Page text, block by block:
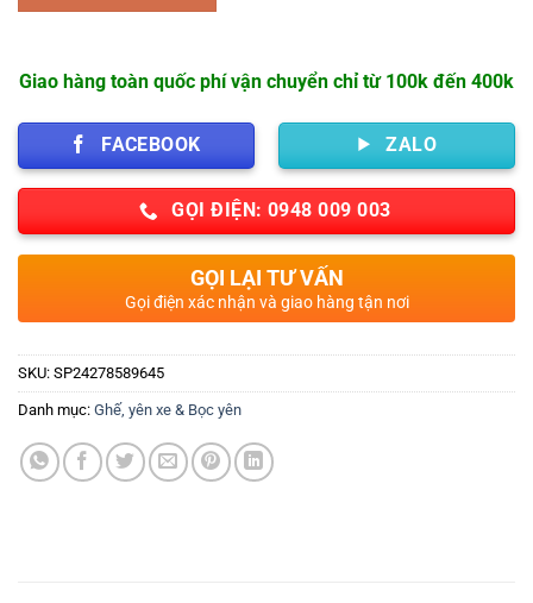
Giao hàng toàn quốc phí vận chuyển chỉ từ 100k đến 400k
FACEBOOK ZALO
GỌI ĐIỆN: 0948 009 003
GỌI LẠI TƯ VẤN
Gọi điện xác nhận và giao hàng tận nơi
SKU: SP24278589645
Danh mục: Ghế, yên xe & Bọc yên